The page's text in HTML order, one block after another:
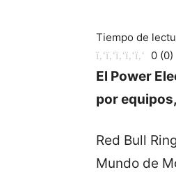
Tiempo de
0 (0)
El Power
por
Red Bull
Mundo de